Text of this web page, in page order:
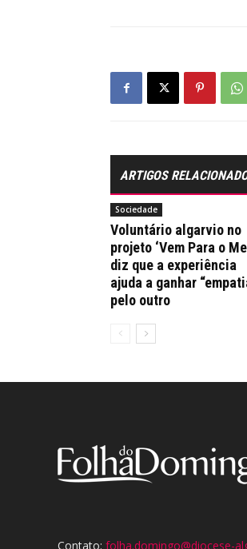
ARTIGOS
Sociedade
Voluntário algarvio no
projeto ‘Vem Para o
diz que a experiência
ajuda a ganhar
pelo outro
Contato: folha.domingo@diocese-